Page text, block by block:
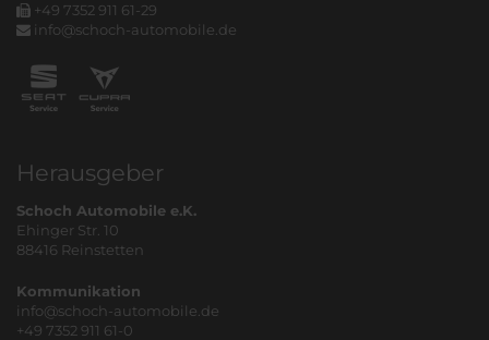
+49 7352 911 61-29
info@schoch-automobile.de
Herausgeber
Schoch Automobile e.K.
Ehinger Str. 10
88416 Reinstetten
Kommunikation
info@schoch-automobile.de
+49 7352 911 61-0